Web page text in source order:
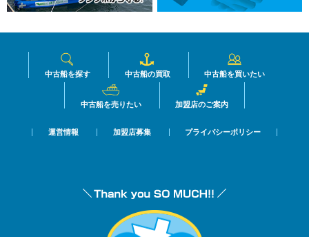
中古船を探す 中古船の買取 中古船を買いたい
中古船を売りたい 加盟店のご案内
運営情報 加盟店募集 プライバシーポリシー